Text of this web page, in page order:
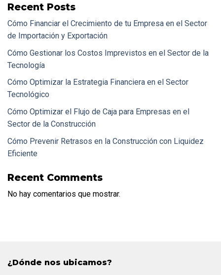
Recent Posts
Cómo Financiar el Crecimiento de tu Empresa en el Sector
de Importación y Exportación
Cómo Gestionar los Costos Imprevistos en el Sector de la
Tecnología
Cómo Optimizar la Estrategia Financiera en el Sector
Tecnológico
Cómo Optimizar el Flujo de Caja para Empresas en el
Sector de la Construcción
Cómo Prevenir Retrasos en la Construcción con Liquidez
Eficiente
Recent Comments
No hay comentarios que mostrar.
¿Dónde nos ubicamos?